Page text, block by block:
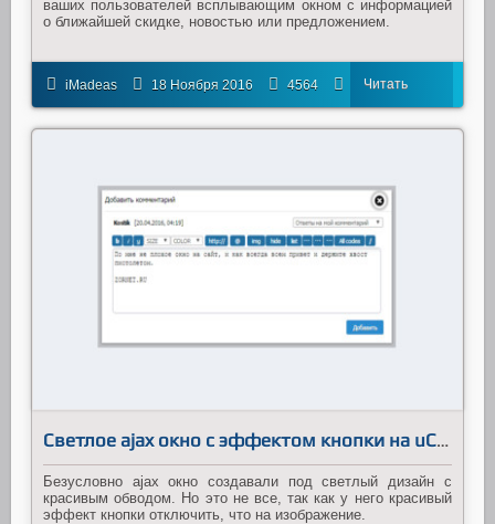
ваших пользователей всплывающим окном с информацией
о ближайшей скидке, новостью или предложением.
iMadeas 18 Ноября 2016 4564 18Читать
далее
Светлое ajax окно с эффектом кнопки на uCuz
Безусловно ajax окно создавали под светлый дизайн с
красивым обводом. Но это не все, так как у него красивый
эффект кнопки отключить, что на изображение.